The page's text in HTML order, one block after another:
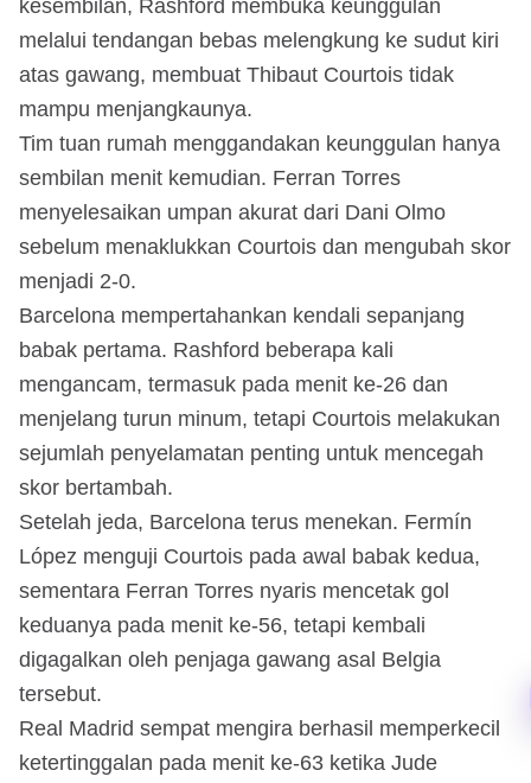
kesembilan, Rashford membuka keunggulan
melalui tendangan bebas melengkung ke sudut kiri
atas gawang, membuat Thibaut Courtois tidak
mampu menjangkaunya.
Tim tuan rumah menggandakan keunggulan hanya
sembilan menit kemudian. Ferran Torres
menyelesaikan umpan akurat dari Dani Olmo
sebelum menaklukkan Courtois dan mengubah skor
menjadi 2-0.
Barcelona mempertahankan kendali sepanjang
babak pertama. Rashford beberapa kali
mengancam, termasuk pada menit ke-26 dan
menjelang turun minum, tetapi Courtois melakukan
sejumlah penyelamatan penting untuk mencegah
skor bertambah.
Setelah jeda, Barcelona terus menekan. Fermín
López menguji Courtois pada awal babak kedua,
sementara Ferran Torres nyaris mencetak gol
keduanya pada menit ke-56, tetapi kembali
digagalkan oleh penjaga gawang asal Belgia
tersebut.
Real Madrid sempat mengira berhasil memperkecil
ketertinggalan pada menit ke-63 ketika Jude